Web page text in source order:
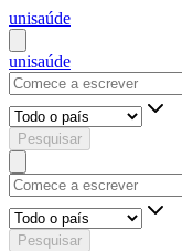
unisaúde
unisaúde
Pesquisar
Pesquisar